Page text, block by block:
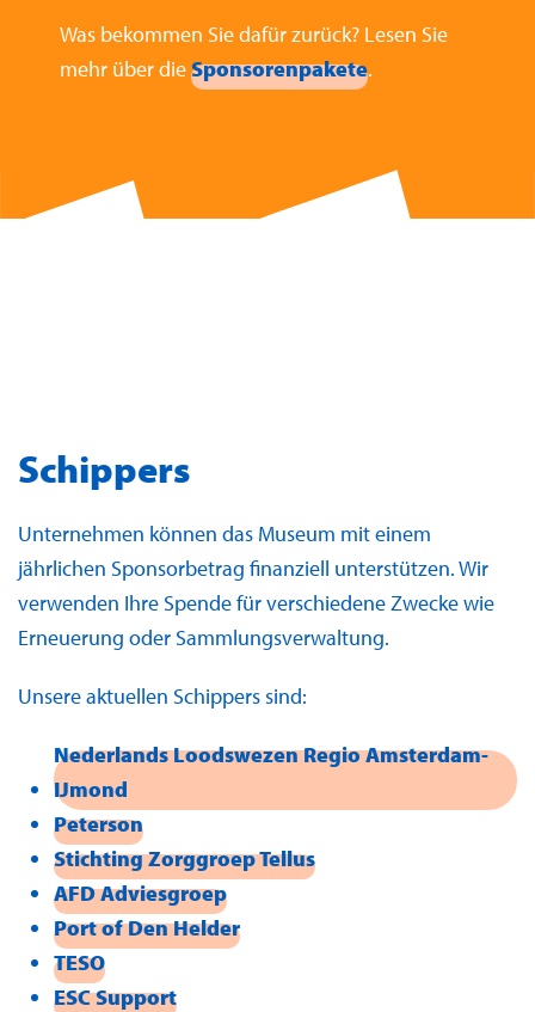
Was bekommen Sie dafür zurück? Lesen Sie
mehr über dieSponsorenpakete.
Schippers
Unternehmen können das Museum mit einem
jährlichen Sponsorbetrag finanziell unterstützen. Wir
verwenden Ihre Spende für verschiedene Zwecke wie
Erneuerung oder Sammlungsverwaltung.
Unsere aktuellen Schippers sind:
Nederlands Loodswezen Regio Amsterdam-
IJmond
Peterson
Stichting Zorggroep Tellus
AFD Adviesgroep
Port of Den Helder
TESO
ESC Support